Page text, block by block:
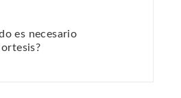
es necesario